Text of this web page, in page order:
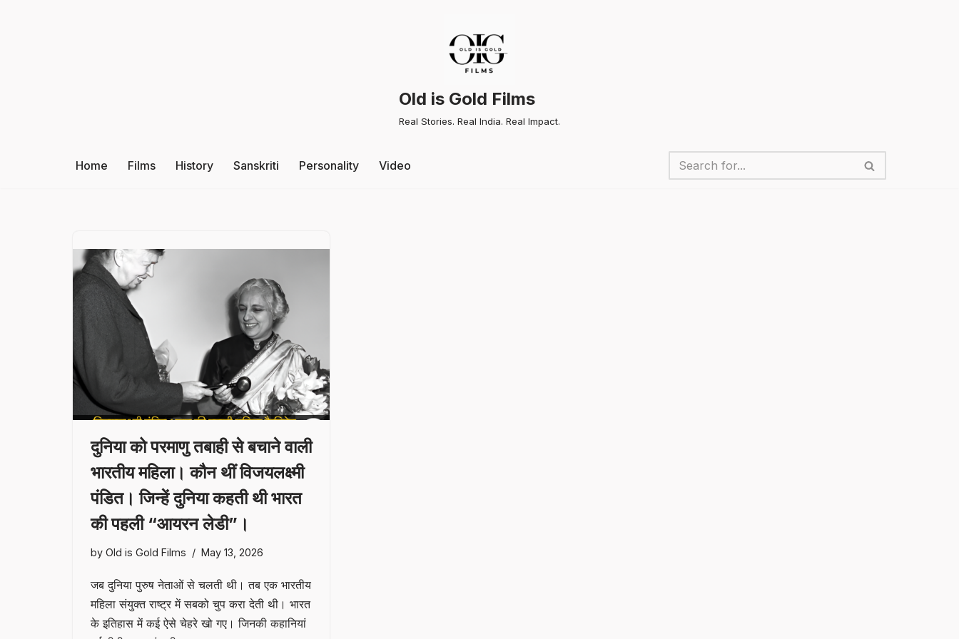
Old is Gold Films
Real Stories. Real India. Real Impact.
Home Films History Sanskriti Personality Video
दुनिया को परमाणु तबाही से बचाने वाली
भारतीय महिला। कौन थीं विजयलक्ष्मी
पंडित। जिन्हें दुनिया कहती थी भारत
की पहली “आयरन लेडी”।
by Old is Gold Films May 13, 2026
जब दुनिया पुरुष नेताओं से चलती थी। तब एक भारतीय
महिला संयुक्त राष्ट्र में सबको चुप करा देती थी। भारत
के इतिहास में कई ऐसे चेहरे खो गए। जिनकी कहानियां